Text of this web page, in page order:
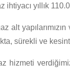
ihtiyacı yıllık
alt
sürekli ve
hizmeti